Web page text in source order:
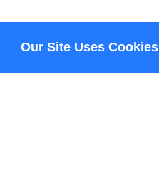
Our Site Uses Cookies